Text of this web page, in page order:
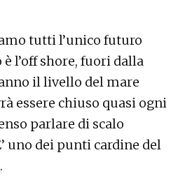
tutti l’unico futuro
l’off shore, fuori dalla
il livello del mare
essere chiuso quasi ogni
parlare di scalo
uno dei punti cardine del